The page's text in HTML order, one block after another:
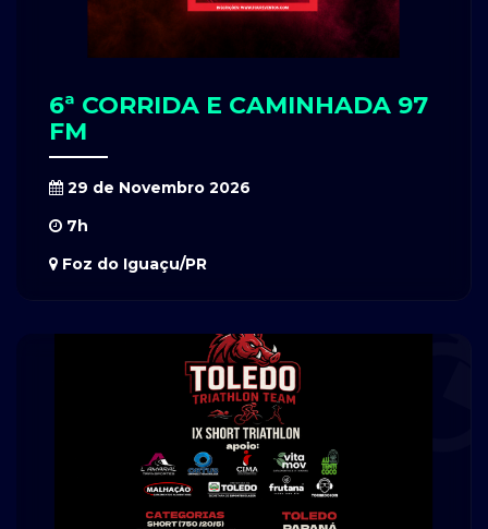
6ª CORRIDA E CAMINHADA 97
FM
29 de Novembro 2026
7h
Foz do Iguaçu/PR